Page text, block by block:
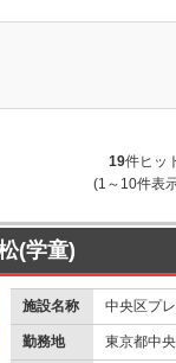
19件ヒッ
(1～10件表
(学童)
施設名称 中央区プ
勤務地 東京都中